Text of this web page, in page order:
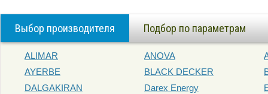
Выбор производителя Подбор по параметрам
ALIMAR ANOVA
AYERBE
BLACK DECKER
DALGAKIRAN
Darex Energy